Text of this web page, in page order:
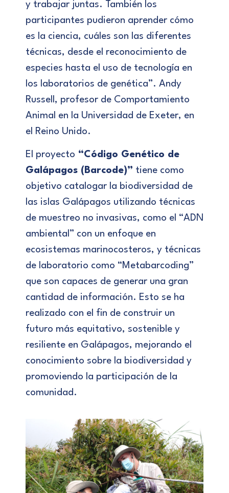
y trabajar juntas. También los
participantes pudieron aprender cómo
es la ciencia, cuáles son las diferentes
técnicas, desde el reconocimiento de
especies hasta el uso de tecnología en
los laboratorios de genética”. Andy
Russell, profesor de Comportamiento
Animal en la Universidad de Exeter, en
el Reino Unido.
El proyecto “Código Genético de
Galápagos (Barcode)” tiene como
objetivo catalogar la biodiversidad de
las islas Galápagos utilizando técnicas
de muestreo no invasivas, como el “ADN
ambiental” con un enfoque en
ecosistemas marinocosteros, y técnicas
de laboratorio como “Metabarcoding”
que son capaces de generar una gran
cantidad de información. Esto se ha
realizado con el fin de construir un
futuro más equitativo, sostenible y
resiliente en Galápagos, mejorando el
conocimiento sobre la biodiversidad y
promoviendo la participación de la
comunidad.